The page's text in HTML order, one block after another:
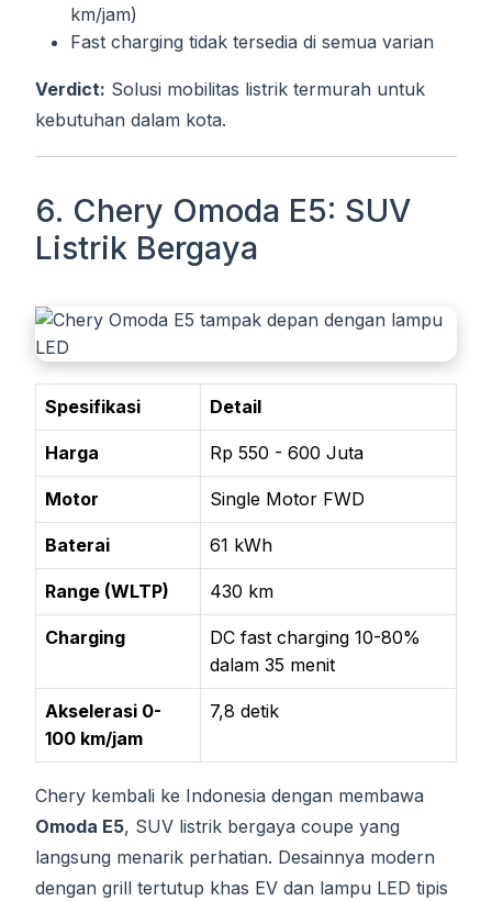
km/jam)
Fast charging tidak tersedia di semua varian
Verdict: Solusi mobilitas listrik termurah untuk
kebutuhan dalam kota.
6. Chery Omoda E5: SUV
Listrik Bergaya
Spesifikasi Detail
Harga Rp 550 - 600 Juta
Motor Single Motor FWD
Baterai 61 kWh
Range (WLTP) 430 km
Charging
DC fast charging 10-80%
dalam 35 menit
Akselerasi 0-
100 km/jam
7,8 detik
Chery kembali ke Indonesia dengan membawa
Omoda E5, SUV listrik bergaya coupe yang
langsung menarik perhatian. Desainnya modern
dengan grill tertutup khas EV dan lampu LED tipis